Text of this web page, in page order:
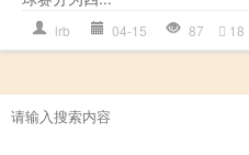
lrb 04-15 87 18